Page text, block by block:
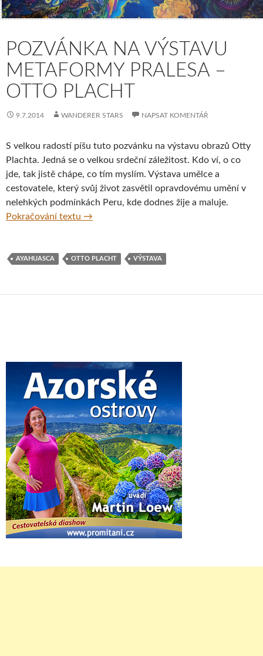
POZVÁNKA NA VÝSTAVU
METAFORMY PRALESA –
OTTO PLACHT
9.7.2014 WANDERER STARS NAPSAT KOMENTÁŘ
S velkou radostí píšu tuto pozvánku na výstavu obrazů Otty
Plachta. Jedná se o velkou srdeční záležitost. Kdo ví, o co
jde, tak jistě chápe, co tím myslím. Výstava umělce a
cestovatele, který svůj život zasvětil opravdovému umění v
nelehkých podmínkách Peru, kde dodnes žije a maluje.
Pokračování textu Pozvánka na výstavu Metaformy pralesa –
→
AYAHUASCA OTTO PLACHT VÝSTAVA